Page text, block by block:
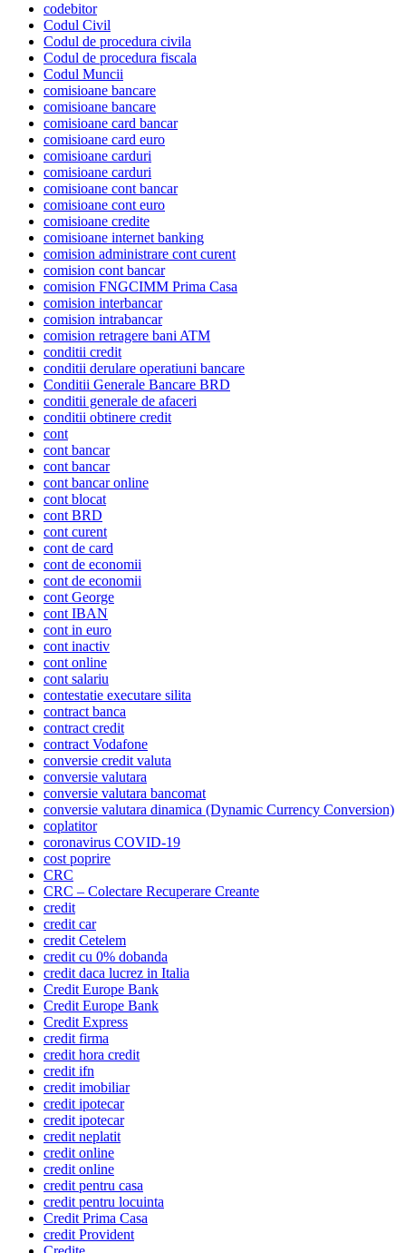
codebitor
Codul Civil
Codul de procedura civila
Codul de procedura fiscala
Codul Muncii
comisioane bancare
comisioane bancare
comisioane card bancar
comisioane card euro
comisioane carduri
comisioane carduri
comisioane cont bancar
comisioane cont euro
comisioane credite
comisioane internet banking
comision administrare cont curent
comision cont bancar
comision FNGCIMM Prima Casa
comision interbancar
comision intrabancar
comision retragere bani ATM
conditii credit
conditii derulare operatiuni bancare
Conditii Generale Bancare BRD
conditii generale de afaceri
conditii obtinere credit
cont
cont bancar
cont bancar
cont bancar online
cont blocat
cont BRD
cont curent
cont de card
cont de economii
cont de economii
cont George
cont IBAN
cont in euro
cont inactiv
cont online
cont salariu
contestatie executare silita
contract banca
contract credit
contract Vodafone
conversie credit valuta
conversie valutara
conversie valutara bancomat
conversie valutara dinamica (Dynamic Currency Conversion)
coplatitor
coronavirus COVID-19
cost poprire
CRC
CRC – Colectare Recuperare Creante
credit
credit car
credit Cetelem
credit cu 0% dobanda
credit daca lucrez in Italia
Credit Europe Bank
Credit Europe Bank
Credit Express
credit firma
credit hora credit
credit ifn
credit imobiliar
credit ipotecar
credit ipotecar
credit neplatit
credit online
credit online
credit pentru casa
credit pentru locuinta
Credit Prima Casa
credit Provident